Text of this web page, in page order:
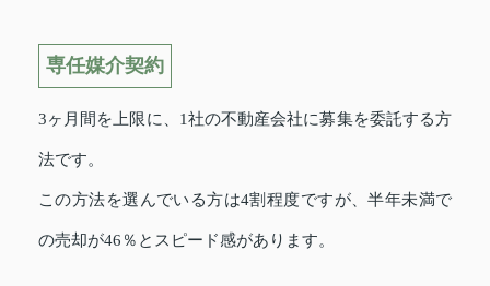
専任媒介契約
3ヶ月間を上限に、1社の不動産会社に募集を委託する方
法です。
この方法を選んでいる方は4割程度ですが、半年未満で
の売却が46％とスピード感があります。